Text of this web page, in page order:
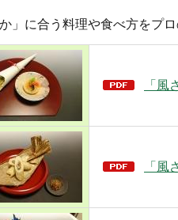
か」に合う料理や食べ方をプ
「風
「風